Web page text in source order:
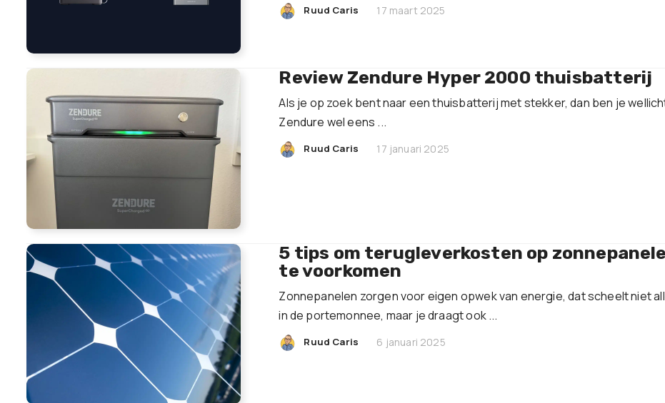
Ruud Caris 17 maart 2025
Review Zendure Hyper 2000 thuisbatterij
Als je op zoek bent naar een thuisbatterij met stekker, dan ben je
Zendure wel eens ...
Ruud Caris 17 januari 2025
5 tips om terugleverkosten op
te voorkomen
Zonnepanelen zorgen voor eigen opwek van energie, dat scheelt niet
in de portemonnee, maar je draagt ook ...
Ruud Caris 6 januari 2025